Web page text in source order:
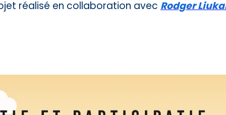
réalisé en collaboration avec Rodger